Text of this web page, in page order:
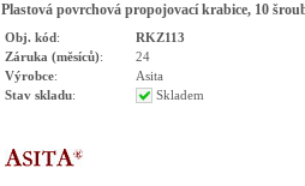
Plastová povrchová propojovací krabice, 10
Obj. kód:
RKZ113
Záruka (měsíců):
24
Výrobce:
Asita
Stav skladu: Skladem